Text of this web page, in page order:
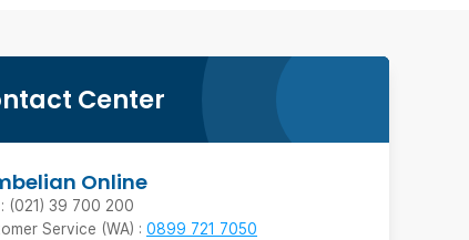
Center
Online
(021) 39 700 200
Service (WA) : 0899 721 7050